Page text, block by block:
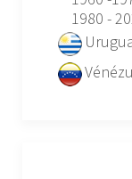
1980 -